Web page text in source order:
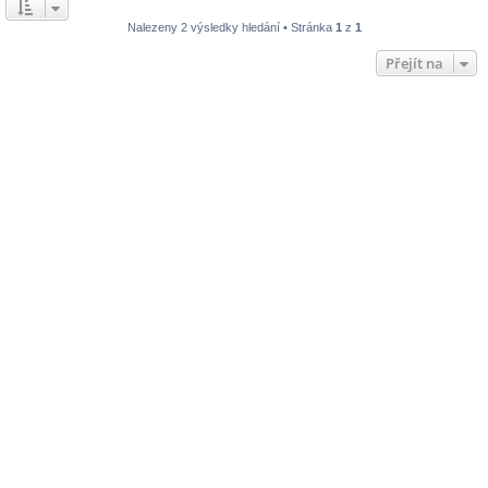
Nalezeny 2 výsledky hledání • Stránka 1 z 1
Přejít na